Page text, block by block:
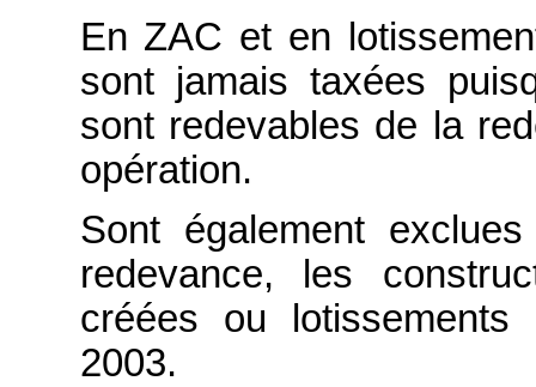
En ZAC et en
sont jamais taxées
sont redevables de la
opération.
Sont également
redevance, les
créées ou
2003.